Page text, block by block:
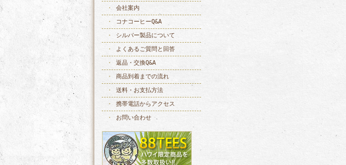
会社案内
コナコーヒーQ&A
シルバー製品について
よくあるご質問と回答
返品・交換Q&A
商品到着までの流れ
送料・お支払方法
携帯電話からアクセス
お問い合わせ